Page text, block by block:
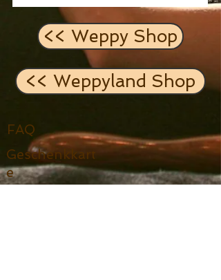
<< Weppy Shop
<< Weppyland Shop
FAQ
Geschenkkart
e